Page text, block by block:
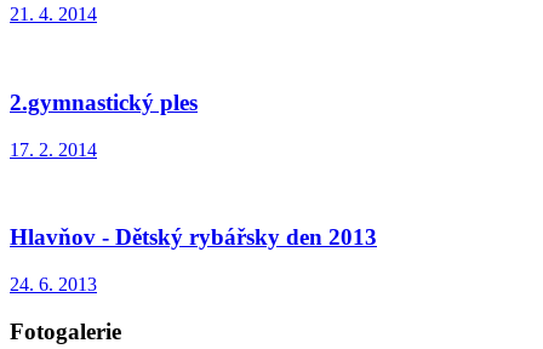
21. 4. 2014
2.gymnastický ples
17. 2. 2014
Hlavňov - Dětský rybářsky den 2013
24. 6. 2013
Fotogalerie